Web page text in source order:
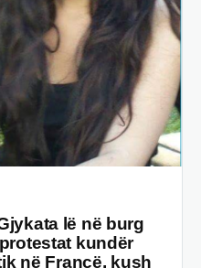
lë në burg
kundër
në Francë, kush